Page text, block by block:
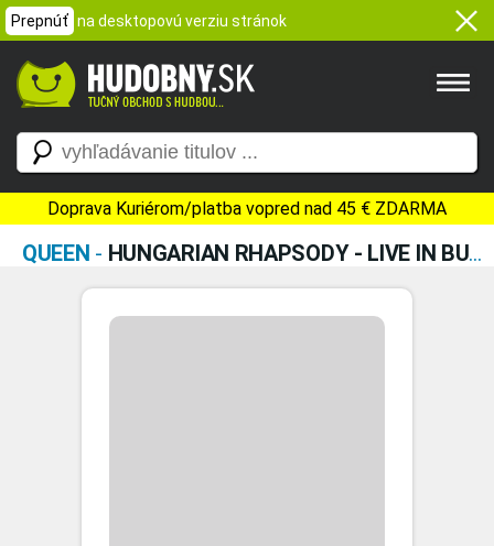
Prepnúť na desktopovú verziu stránok
Doprava Kuriérom/platba vopred nad 45 € ZDARMA
QUEEN - HUNGARIAN RHAPSODY - LIVE IN BUDAPEST (BLURAY)